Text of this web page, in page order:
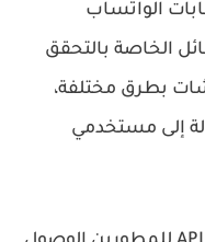
الواتساب
الخاصة بالتحقق
بطرق مختلفة،
إلى مستخدمي